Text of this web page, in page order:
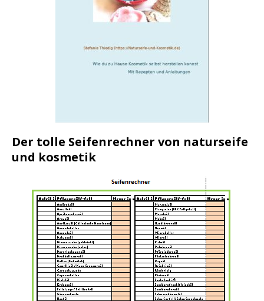
Der tolle Seifenrechner von naturseife
und kosmetik